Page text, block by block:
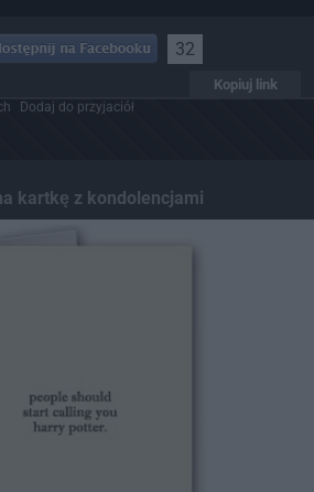
32
Kopiuj link
Dodaj do przyjaciół
kartkę z kondolencjami